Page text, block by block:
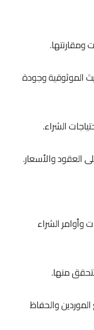
ومقارنتها.
الموثوقية وجودة
الشراء.
العقود والأسعار.
الشراء
منها.
والحفاظ